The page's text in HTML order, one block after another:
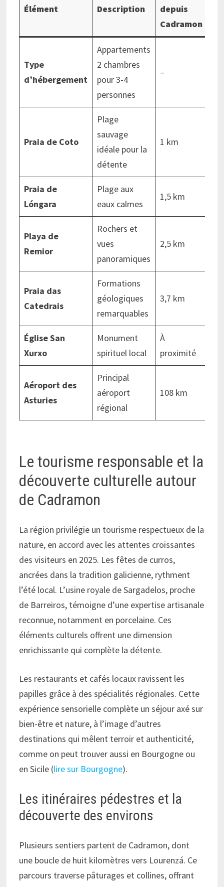
Élément Description
depuis
Cadramon
Type
d’hébergement
Appartements
2 chambres
pour 3-4
personnes
–
Praia de Coto
Plage
sauvage
idéale pour la
détente
1 km
Praia de
Lóngara
Plage aux
eaux calmes
1,5 km
Playa de
Remior
Rochers et
vues
panoramiques
2,5 km
Praia das
Catedrais
Formations
géologiques
remarquables
3,7 km
Église San
Xurxo
Monument
spirituel local
À
proximité
Aéroport des
Asturies
Principal
aéroport
régional
108 km
Le tourisme responsable et la
découverte culturelle autour
de Cadramon
La région privilégie un tourisme respectueux de la
nature, en accord avec les attentes croissantes
des visiteurs en 2025. Les fêtes de curros,
ancrées dans la tradition galicienne, rythment
l’été local. L’usine royale de Sargadelos, proche
de Barreiros, témoigne d’une expertise artisanale
reconnue, notamment en porcelaine. Ces
éléments culturels offrent une dimension
enrichissante qui complète la détente.
Les restaurants et cafés locaux ravissent les
papilles grâce à des spécialités régionales. Cette
expérience sensorielle complète un séjour axé sur
bien-être et nature, à l’image d’autres
destinations qui mêlent terroir et authenticité,
comme on peut trouver aussi en Bourgogne ou
en Sicile (lire sur Bourgogne).
Les itinéraires pédestres et la
découverte des environs
Plusieurs sentiers partent de Cadramon, dont
une boucle de huit kilomètres vers Lourenzá. Ce
parcours traverse pâturages et collines, offrant